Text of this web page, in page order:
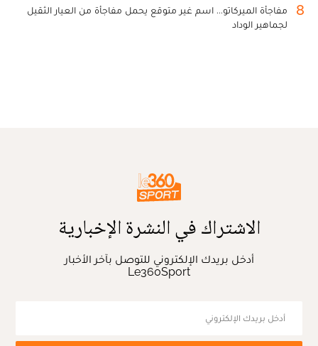
8
مفاجأة الميركاتو... اسم غير متوقع يحمل مفاجأة من العيار الثقيل
لجماهير الوداد
الاشتراك في النشرة الإخبارية
أدخل بريدك الإلكتروني للتوصل بآخر الأخبار
Le360Sport